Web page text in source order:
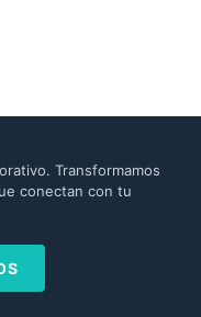
Transformamos
conectan con tu